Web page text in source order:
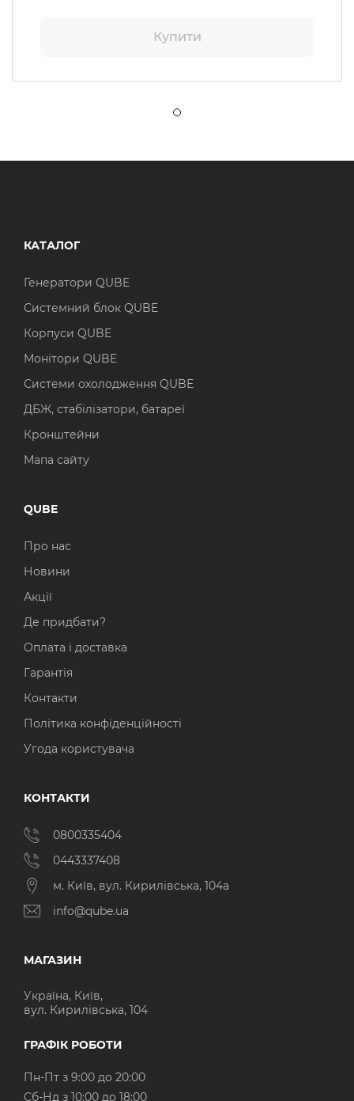
Купити
КАТАЛОГ
Генератори QUBE
Системний блок QUBE
Корпуси QUBE
Монітори QUBE
Системи охолодження QUBE
ДБЖ, стабілізатори, батареї
Кронштейни
Мапа сайту
QUBE
Про нас
Новини
Акції
Де придбати?
Оплата і доставка
Гарантія
Контакти
Політика конфіденційності
Угода користувача
КОНТАКТИ
0800335404
0443337408
м. Київ, вул. Кирилівська, 104а
info@qube.ua
МАГАЗИН
Україна, Київ,
вул. Кирилівська, 104
ГРАФІК РОБОТИ
Пн-Пт з 9:00 до 20:00
Cб-Нд з 10:00 до 18:00